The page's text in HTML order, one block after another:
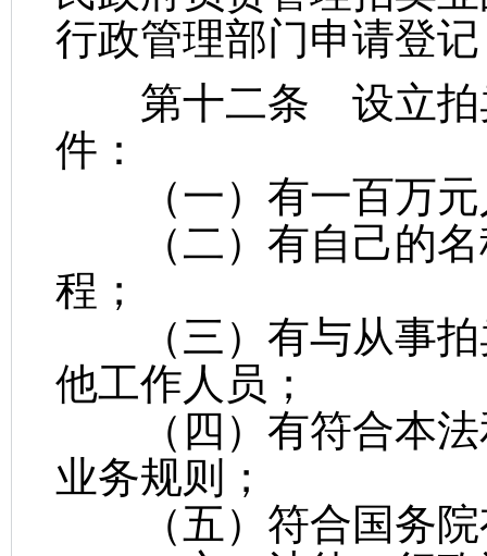
行政管理部门申请登
第十二条 设立拍
件：
（一）有一百万元
（二）有自己的名
程；
（三）有与从事拍
他工作人员；
（四）有符合本法
业务规则；
（五）符合国务院